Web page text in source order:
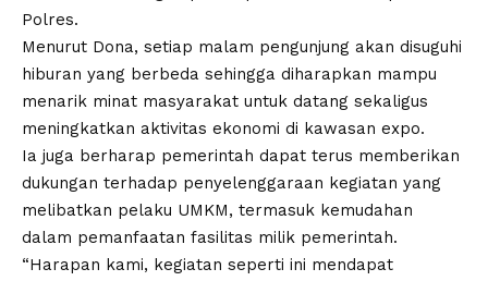
Polres.
Menurut Dona, setiap malam pengunjung akan disuguhi
hiburan yang berbeda sehingga diharapkan mampu
menarik minat masyarakat untuk datang sekaligus
meningkatkan aktivitas ekonomi di kawasan expo.
Ia juga berharap pemerintah dapat terus memberikan
dukungan terhadap penyelenggaraan kegiatan yang
melibatkan pelaku UMKM, termasuk kemudahan
dalam pemanfaatan fasilitas milik pemerintah.
“Harapan kami, kegiatan seperti ini mendapat